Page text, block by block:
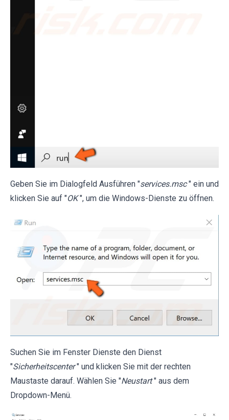
Geben Sie im Dialogfeld Ausführen "services.msc " ein und
klicken Sie auf "OK ", um die Windows-Dienste zu öffnen.
Suchen Sie im Fenster Dienste den Dienst
"Sicherheitscenter " und klicken Sie mit der rechten
Maustaste darauf. Wählen Sie "Neustart " aus dem
Dropdown-Menü.